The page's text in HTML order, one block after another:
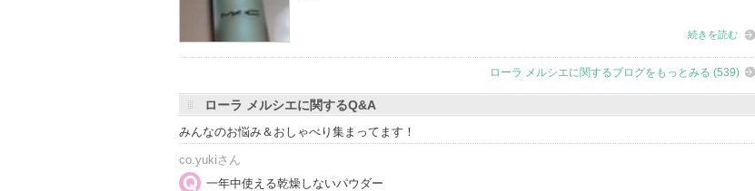
い
続きを読む
ローラ メルシエに関するブログをもっとみる (539)
ローラ メルシエに関するQ&A
みんなのお悩み＆おしゃべり集まってます！
co.yukiさん
一年中使える乾燥しないパウダー